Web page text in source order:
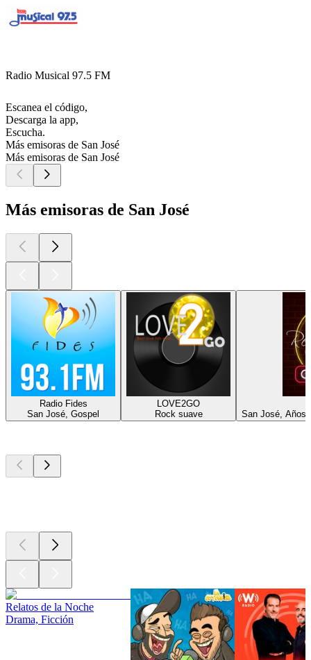
Radio Musical 97.5 FM
Escanea el código,
Descarga la app,
Escucha.
Más emisoras de San José
Más emisoras de San José
Más emisoras de San José
Radio Fides
San José, Gospel
LOVE2GO
Rock suave
San José, Años
Relatos de la Noche
Drama, Ficción